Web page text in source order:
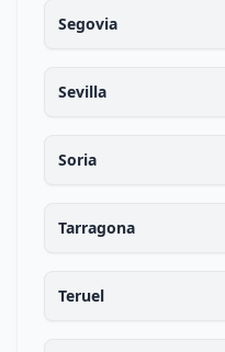
Segovia
Sevilla
Soria
Tarragona
Teruel